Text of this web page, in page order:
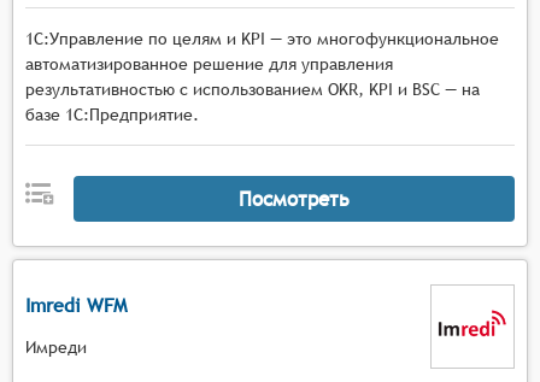
несанкционированного доступа.
1С:Управление по целям и KPI — это многофункциональное
автоматизированное решение для управления
результативностью с использованием OKR, KPI и BSC — на
базе 1С:Предприятие.
Посмотреть
Imredi WFM
Имреди